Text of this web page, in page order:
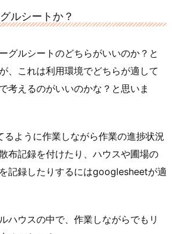
ルシートか？
グルシートのどちらがいいのか？と
、これは利用環境でどちらが適して
考えるのがいいのかな？と思いま
るように作業しながら作業の進捗状況
布記録を付けたり、ハウスや圃場の
記録したりするにはgooglesheetが適
ハウスの中で、作業しながらでもリ